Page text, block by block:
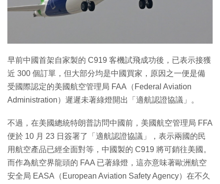
早前中國首架自家製的 C919 客機試飛成功後，已表示接獲
近 300 個訂單，但大部分均是中國買家，原因之一便是備
受國際認定的美國航空管理局 FAA（Federal Aviation
Administration）遲遲未著綠燈開出「適航認證協議」。
不過，在美國總統特朗普訪問中國前，美國航空管理局 FFA
便於 10 月 23 日簽署了「適航認證協議」，表示兩國的民
用航空產品已經全面對等，中國製的 C919 將可銷往美國。
而作為航空界龍頭的 FAA 已著綠燈，這亦意味著歐洲航空
安全局 EASA（European Aviation Safety Agency）在不久